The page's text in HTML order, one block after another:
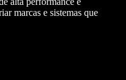
marcas e sistemas que